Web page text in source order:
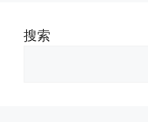
搜索